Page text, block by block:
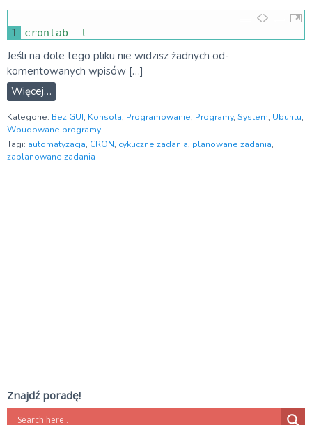
1 crontab -l
Jeśli na dole tego pliku nie widzisz żadnych od-
komentowanych wpisów […]
Więcej…
Kategorie: Bez GUI, Konsola, Programowanie, Programy, System, Ubuntu,
Wbudowane programy
Tagi: automatyzacja, CRON, cykliczne zadania, planowane zadania,
zaplanowane zadania
Znajdź poradę!